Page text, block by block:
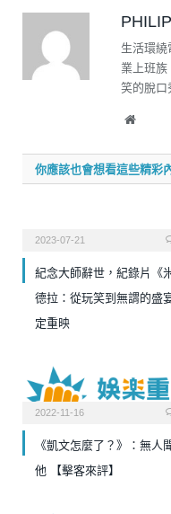
PHILIP
生活環繞
業上班
笑的脫口
你應該也會想看這些精彩
2023-07-21
紀念大師辭世，紀錄片《
德拉：從玩笑到無謂的盛
定重映
2022-11-16
《凱文怎麼了？》：無人
他 【擊客來評】